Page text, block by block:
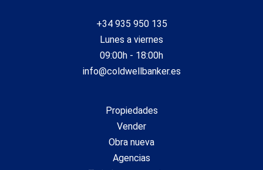
+34 935 950 135
Lunes a viernes
09:00h - 18:00h
info@coldwellbanker.es
Propiedades
Vender
Obra nueva
Agencias